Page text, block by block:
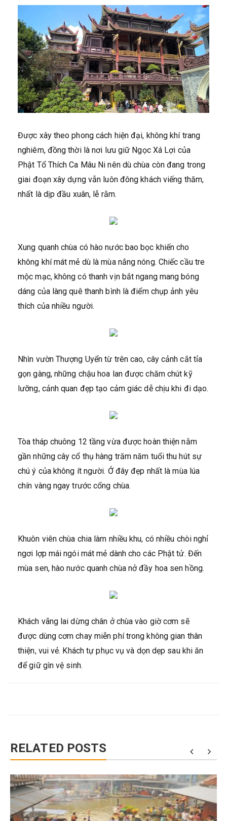
Được xây theo phong cách hiện đại, không khí trang
nghiêm, đồng thời là nơi lưu giữ Ngọc Xá Lợi của
Phật Tổ Thích Ca Mâu Ni nên dù chùa còn đang trong
giai đoạn xây dựng vẫn luôn đông khách viếng thăm,
nhất là dịp đầu xuân, lễ rằm.
Xung quanh chùa có hào nước bao bọc khiến cho
không khí mát mẻ dù là mùa nắng nóng. Chiếc cầu tre
mộc mạc, không có thanh vịn bắt ngang mang bóng
dáng của làng quê thanh bình là điểm chụp ảnh yêu
thích của nhiều người.
Nhìn vườn Thượng Uyển từ trên cao, cây cảnh cắt tỉa
gọn gàng, những chậu hoa lan được chăm chút kỹ
lưỡng, cảnh quan đẹp tạo cảm giác dễ chịu khi đi dạo.
Tòa tháp chuông 12 tầng vừa được hoàn thiện nằm
gần những cây cổ thụ hàng trăm năm tuổi thu hút sự
chú ý của không ít người. Ở đây đẹp nhất là mùa lúa
chín vàng ngay trước cổng chùa.
Khuôn viên chùa chia làm nhiều khu, có nhiều chòi nghỉ
ngơi lợp mái ngói mát mẻ dành cho các Phật tử. Đến
mùa sen, hào nước quanh chùa nở đầy hoa sen hồng.
Khách vãng lai dừng chân ở chùa vào giờ cơm sẽ
được dùng cơm chay miễn phí trong không gian thân
thiện, vui vẻ. Khách tự phục vụ và dọn dẹp sau khi ăn
để giữ gìn vệ sinh.
RELATED POSTS